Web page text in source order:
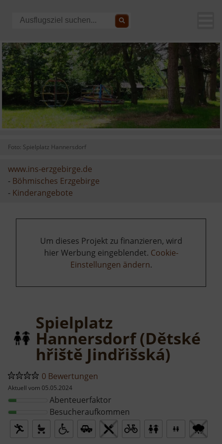
Foto: Spielplatz Hannersdorf
www.ins-erzgebirge.de
- Böhmisches Erzgebirge
- Kinderangebote
Um dieses Projekt zu finanzieren, wird
hier Werbung eingeblendet. Cookie-
Einstellungen ändern.
Spielplatz
Hannersdorf (Dětské
hřiště Jindřišská)
0 Bewertungen
Aktuell vom 05.05.2024
Abenteuerfaktor
Besucheraufkommen